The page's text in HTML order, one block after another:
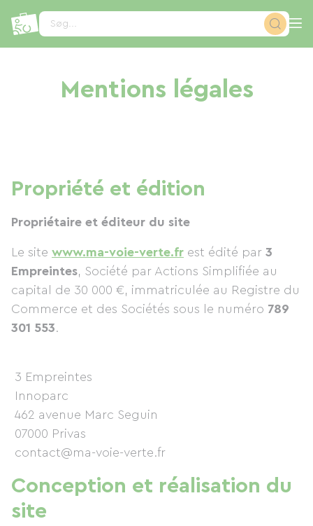
Søg...
Mentions légales
Propriété et édition
Propriétaire et éditeur du site
Le site www.ma-voie-verte.fr est édité par 3
Empreintes, Société par Actions Simplifiée au
capital de 30 000 €, immatriculée au Registre du
Commerce et des Sociétés sous le numéro 789
301 553.
3 Empreintes
Innoparc
462 avenue Marc Seguin
07000 Privas
contact@ma-voie-verte.fr
Conception et réalisation du
site
CCookie-styringspanel